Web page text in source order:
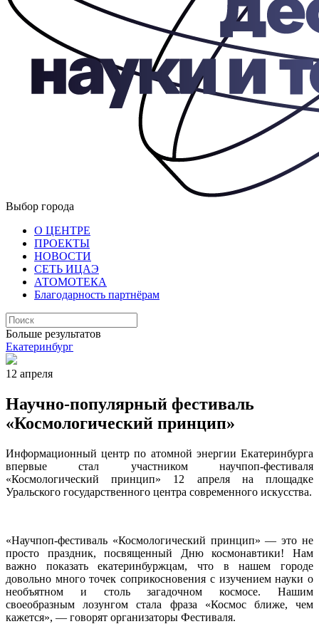
Выбор города
О ЦЕНТРЕ
ПРОЕКТЫ
НОВОСТИ
СЕТЬ ИЦАЭ
АТОМОТЕКА
Благодарность партнёрам
Больше результатов
Екатеринбург
12 апреля
Научно-популярный фестиваль
«Космологический принцип»
Информационный центр по атомной энергии Екатеринбурга
впервые стал участником научпоп-фестиваля
«Космологический принцип» 12 апреля на площадке
Уральского государственного центра современного искусства.
«Научпоп-фестиваль «Космологический принцип» — это не
просто праздник, посвященный Дню космонавтики! Нам
важно показать екатеринбуржцам, что в нашем городе
довольно много точек соприкосновения с изучением науки о
необъятном и столь загадочном космосе. Нашим
своеобразным лозунгом стала фраза «Космос ближе, чем
кажется», — говорят организаторы Фестиваля.